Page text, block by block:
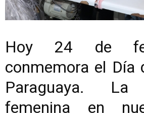
Hoy 24 de
conmemora el Día
Paraguaya. La
femenina en